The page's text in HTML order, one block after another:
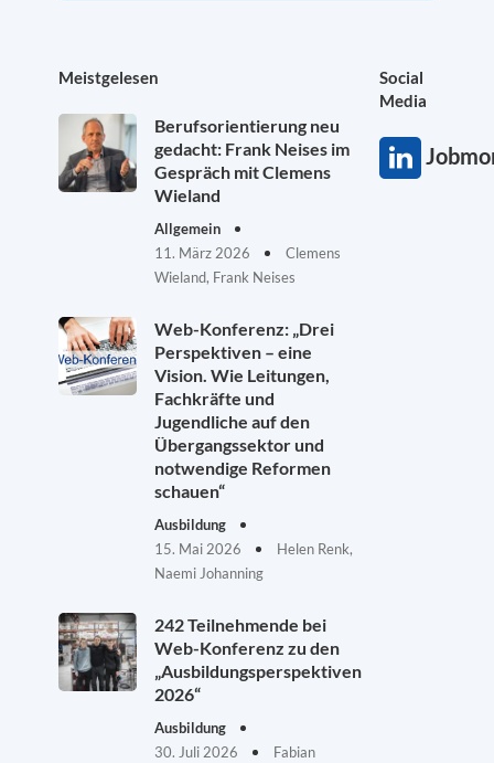
Meistgelesen
Berufsorientierung neu
gedacht: Frank Neises im
Gespräch mit Clemens
Wieland
Allgemein
11. März 2026
Clemens
Wieland, Frank Neises
Web-Konferenz: „Drei
Perspektiven – eine
Vision. Wie Leitungen,
Fachkräfte und
Jugendliche auf den
Übergangssektor und
notwendige Reformen
schauen“
Ausbildung
15. Mai 2026
Helen Renk,
Naemi Johanning
242 Teilnehmende bei
Web-Konferenz zu den
„Ausbildungsperspektiven
2026“
Ausbildung
30. Juli 2026
Fabian
Social
Media